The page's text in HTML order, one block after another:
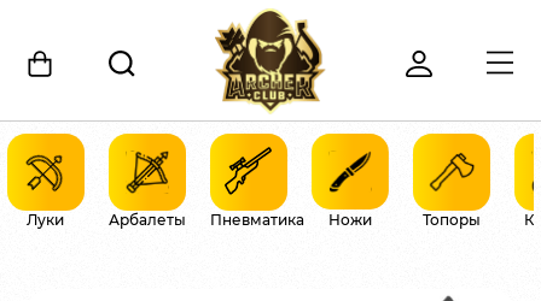
Луки Арбалеты Пневматика Ножи Топоры